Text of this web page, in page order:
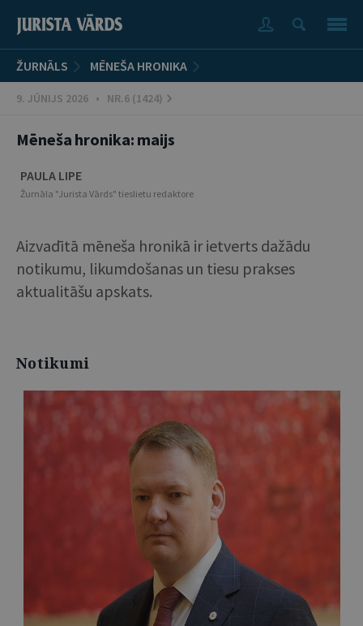
ŽURNĀLS MĒNEŠA HRONIKA
9. JŪNIJS 2026 • NR.6 (1424)
Mēneša hronika: maijs
PAULA LIPE
Žurnāla "Jurista Vārds" tieslietu redaktore
Aizvadītā mēneša hronikā ir ietverts dažādu
notikumu, likumdošanas un tiesu prakses
aktualitāšu apskats.
Notikumi